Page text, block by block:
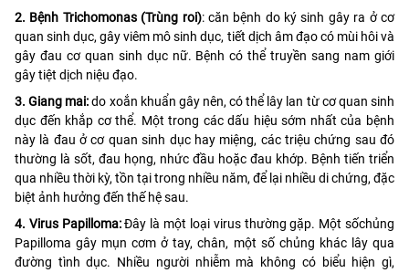
2. Bệnh Trichomonas (Trùng roi): căn bệnh do ký sinh gây ra ở cơ
quan sinh dục, gây viêm mô sinh dục, tiết dịch âm đạo có mùi hôi và
gây đau cơ quan sinh dục nữ. Bệnh có thể truyền sang nam giới
gây tiệt dịch niệu đạo.
3. Giang mai:do xoắn khuẩn gây nên, có thể lây lan từ cơ quan sinh
dục đến khắp cơ thể. Một trong các dấu hiệu sớm nhất của bệnh
này là đau ở cơ quan sinh dục hay miệng, các triệu chứng sau đó
thường là sốt, đau họng, nhức đầu hoặc đau khớp. Bệnh tiến triển
qua nhiều thời kỳ, tồn tại trong nhiều năm, để lại nhiều di chứng, đặc
biệt ảnh hưởng đến thế hệ sau.
4. Virus Papilloma:Đây là một loại virus thường gặp. Một sốchủng
Papilloma gây mụn cơm ở tay, chân, một số chủng khác lây qua
đường tình dục. Nhiều người nhiễm mà không có biểu hiện gì,